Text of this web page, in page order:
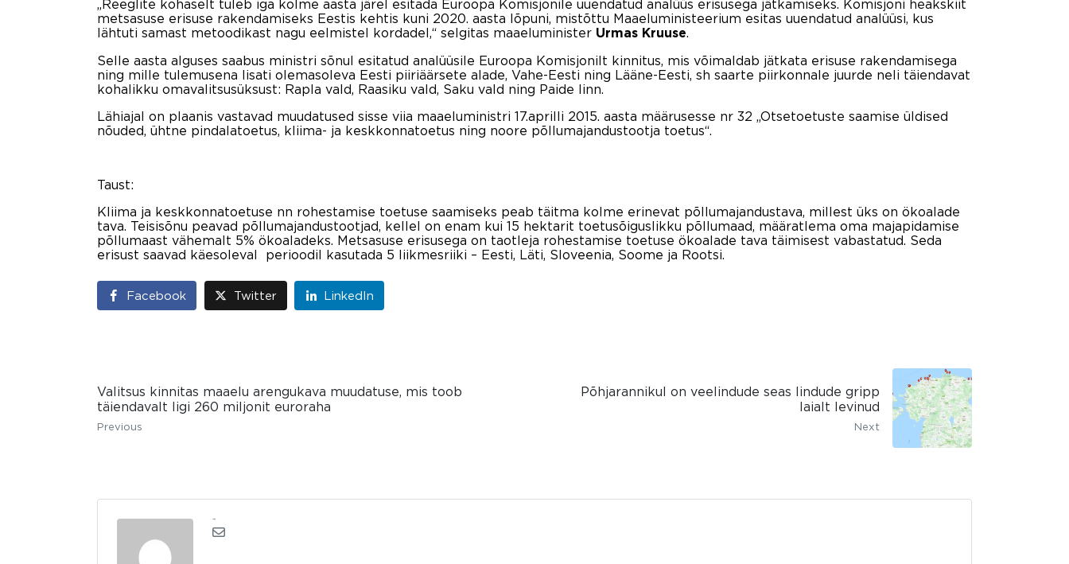
„Reeglite kohaselt tuleb iga kolme aasta järel esitada Euroopa Komisjonile uuendatud analüüs erisusega jätkamiseks. Komisjoni heakskiit
metsasuse erisuse rakendamiseks Eestis kehtis kuni 2020. aasta lõpuni, mistõttu Maaeluministeerium esitas uuendatud analüüsi, kus
lähtuti samast metoodikast nagu eelmistel kordadel,“ selgitas maaeluminister Urmas Kruuse.
Selle aasta alguses saabus ministri sõnul esitatud analüüsile Euroopa Komisjonilt kinnitus, mis võimaldab jätkata erisuse rakendamisega
ning mille tulemusena lisati olemasoleva Eesti piiriäärsete alade, Vahe-Eesti ning Lääne-Eesti, sh saarte piirkonnale juurde neli täiendavat
kohalikku omavalitsusüksust: Rapla vald, Raasiku vald, Saku vald ning Paide linn.
Lähiajal on plaanis vastavad muudatused sisse viia maaeluministri 17.aprilli 2015. aasta määrusesse nr 32 „Otsetoetuste saamise üldised
nõuded, ühtne pindalatoetus, kliima- ja keskkonnatoetus ning noore põllumajandustootja toetus“.
Taust:
Kliima ja keskkonnatoetuse nn rohestamise toetuse saamiseks peab täitma kolme erinevat põllumajandustava, millest üks on ökoalade
tava. Teisisõnu peavad põllumajandustootjad, kellel on enam kui 15 hektarit toetusõiguslikku põllumaad, määratlema oma majapidamise
põllumaast vähemalt 5% ökoaladeks. Metsasuse erisusega on taotleja rohestamise toetuse ökoalade tava täimisest vabastatud. Seda
erisust saavad käesoleval perioodil kasutada 5 liikmesriiki – Eesti, Läti, Sloveenia, Soome ja Rootsi.
Facebook Twitter LinkedIn
Valitsus kinnitas maaelu arengukava muudatuse, mis toob
täiendavalt ligi 260 miljonit euroraha
Previous
Põhjarannikul on veelindude seas lindude gripp
laialt levinud
Next